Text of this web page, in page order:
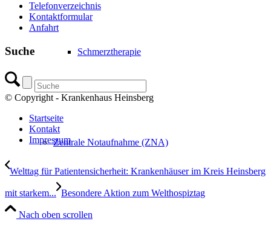
Schmerztherapie
Zentrale Notaufnahme (ZNA)
Telefonverzeichnis
Kontaktformular
Anfahrt
Suche
© Copyright - Krankenhaus Heinsberg
Startseite
Kontakt
Impressum
Welttag für Patientensicherheit: Krankenhäuser im Kreis Heinsberg
mit starkem... Besondere Aktion zum Welthospiztag
Nach oben scrollen